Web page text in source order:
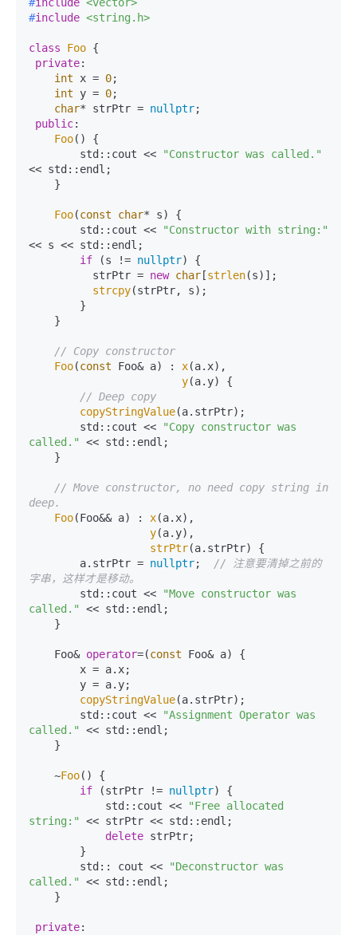
#include <string.h>
class Foo {
private:
int x = 0;
int y = 0;
char* strPtr = nullptr;
public:
Foo() {
        std::cout <<
"Constructor was called."
<< std::endl;
Foo(const char* s) {
        std::cout <<
"Constructor with string:"
<< s << std::endl;
if (s != nullptr) {
          strPtr =
new char [strlen(s)];
strcpy(strPtr, s);
// Copy constructor
Foo(const Foo& a) : x(a.x),
y(a.y) {
// Deep copy
copyStringValue(a.strPtr);
        std::cout <<
"Copy constructor was
called."
<< std::endl;
// Move constructor, no need copy string in
deep.
Foo(Foo&& a) : x(a.x),
y(a.y),
strPtr(a.strPtr) {
        a.strPtr =
nullptr;
// 注意要清掉之前的
字串，这样才是移动。
        std::cout <<
"Move constructor was
called."
<< std::endl;
    Foo&
operator=(const Foo& a) {
copyStringValue(a.strPtr);
        std::cout <<
"Assignment Operator was
called."
<< std::endl;
    ~
Foo() {
if (strPtr != nullptr) {
            std::cout <<
"Free allocated
string:"
<< strPtr << std::endl;
delete strPtr;
        std:: cout <<
"Deconstructor was
called."
<< std::endl;
private: